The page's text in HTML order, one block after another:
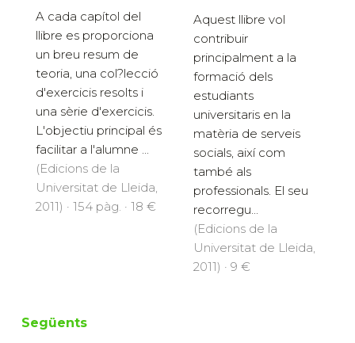
Problemas resueltos
de Cálculo.
García, Isaac A.; Giné,
Jaume; Maza, Susanna
A cada capítol del
llibre es proporciona
un breu resum de
teoria, una col?lecció
d'exercicis resolts i
2011) · 154 pàg. · 18 €
Digital: Els serveis
socials a Catalunya.
Pelegrí Viaña, Xavier; y
otros
Aquest llibre vol
contribuir
principalment a la
formació dels
estudiants
universitaris en la
matèria de serveis
socials, així com
també als